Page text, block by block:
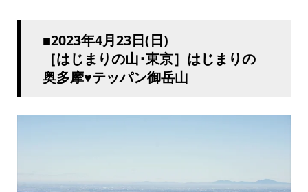
■2023年4月23日(日)
［はじまりの山･東京］はじまりの
奥多摩♥テッパン御岳山